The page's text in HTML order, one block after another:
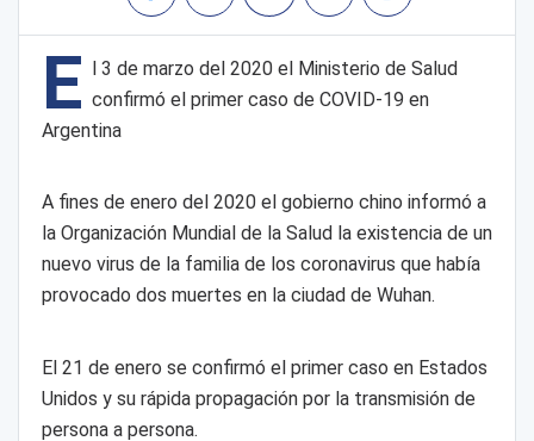
E l 3 de marzo del 2020 el Ministerio de Salud
confirmó el primer caso de COVID-19 en
Argentina
A fines de enero del 2020 el gobierno chino informó a
la Organización Mundial de la Salud la existencia de un
nuevo virus de la familia de los coronavirus que había
provocado dos muertes en la ciudad de Wuhan.
El 21 de enero se confirmó el primer caso en Estados
Unidos y su rápida propagación por la transmisión de
persona a persona.